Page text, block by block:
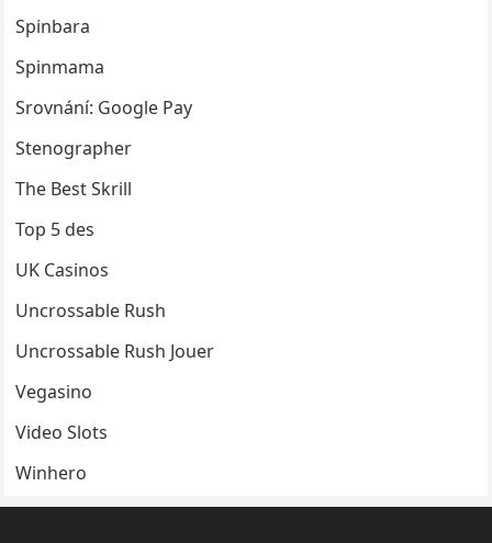
Spinbara
Spinmama
Srovnání: Google Pay
Stenographer
The Best Skrill
Top 5 des
UK Casinos
Uncrossable Rush
Uncrossable Rush Jouer
Vegasino
Video Slots
Winhero